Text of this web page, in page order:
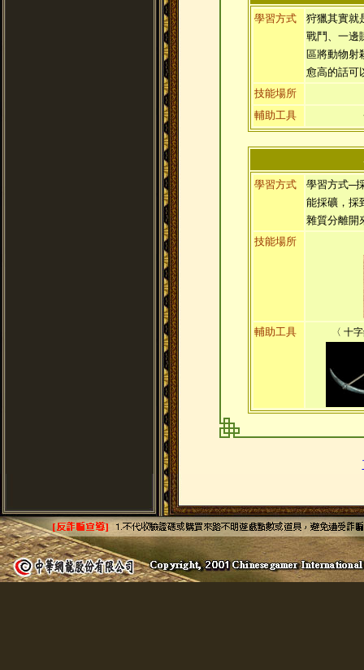
學習方式
狩獵其實就
戰鬥、一邊
區將動物射
愈高的話可
技能場所
輔助工具
學習方式
學習方式─
能採礦，採
雜質分離開
技能場所
輔助工具 〈 十